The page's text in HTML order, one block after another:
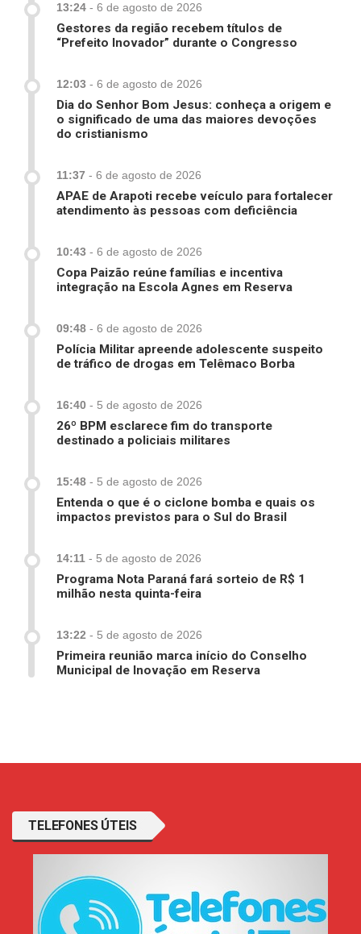
13:24 - 6 de agosto de 2026
Gestores da região recebem títulos de
“Prefeito Inovador” durante o Congresso
12:03 - 6 de agosto de 2026
Dia do Senhor Bom Jesus: conheça a origem e
o significado de uma das maiores devoções
do cristianismo
11:37 - 6 de agosto de 2026
APAE de Arapoti recebe veículo para fortalecer
atendimento às pessoas com deficiência
10:43 - 6 de agosto de 2026
Copa Paizão reúne famílias e incentiva
integração na Escola Agnes em Reserva
09:48 - 6 de agosto de 2026
Polícia Militar apreende adolescente suspeito
de tráfico de drogas em Telêmaco Borba
16:40 - 5 de agosto de 2026
26º BPM esclarece fim do transporte
destinado a policiais militares
15:48 - 5 de agosto de 2026
Entenda o que é o ciclone bomba e quais os
impactos previstos para o Sul do Brasil
14:11 - 5 de agosto de 2026
Programa Nota Paraná fará sorteio de R$ 1
milhão nesta quinta-feira
13:22 - 5 de agosto de 2026
Primeira reunião marca início do Conselho
Municipal de Inovação em Reserva
TELEFONES ÚTEIS